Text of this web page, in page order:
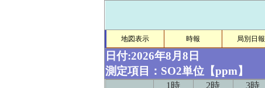
地図表示 時報 局別日報
日付:2026年8月8日
測定項目：SO2単位【ppm】
1時 2時 3時